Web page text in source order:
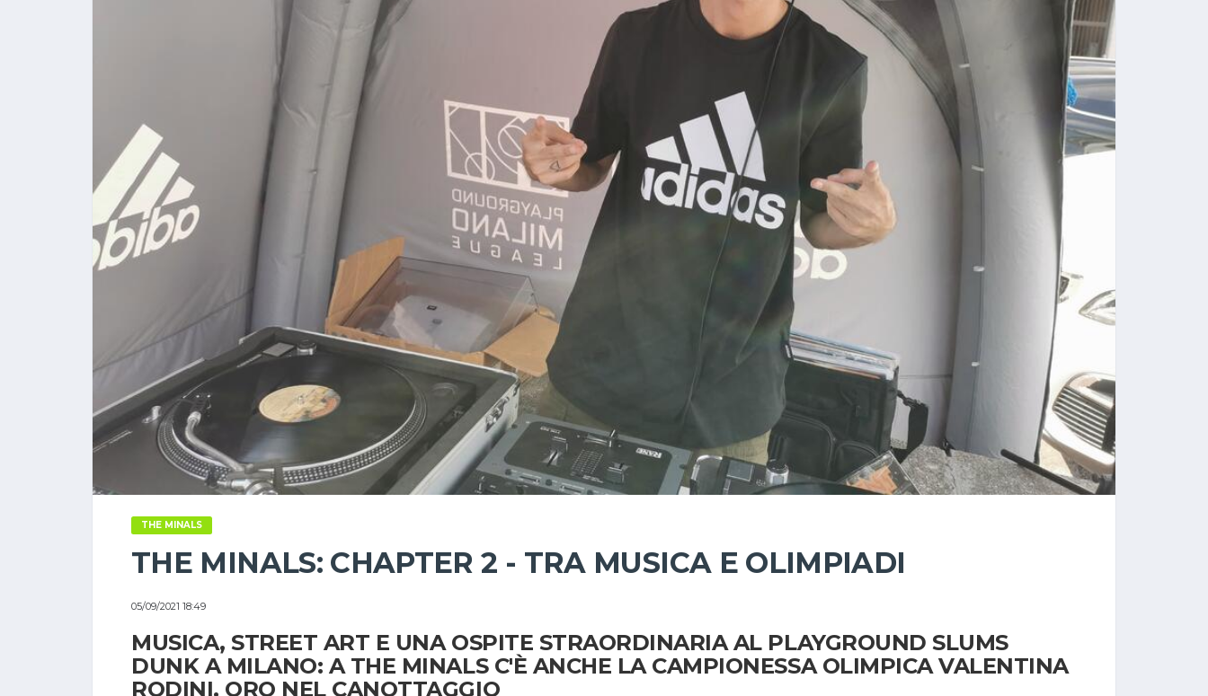
THE MINALS
THE MINALS: CHAPTER 2 - TRA MUSICA E OLIMPIADI
05/09/2021 18:49
MUSICA, STREET ART E UNA OSPITE STRAORDINARIA AL PLAYGROUND SLUMS
DUNK A MILANO: A THE MINALS C'È ANCHE LA CAMPIONESSA OLIMPICA VALENTINA
RODINI, ORO NEL CANOTTAGGIO